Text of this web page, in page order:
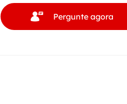
Pergunte agora